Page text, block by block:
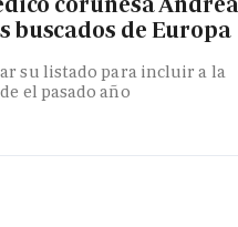
buscados de Europa
su listado para incluir a la
el pasado año